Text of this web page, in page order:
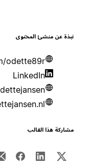
عن منشئ المحتوى
odette89r
LinkedIn
odettejansen.nl
هذا القالب